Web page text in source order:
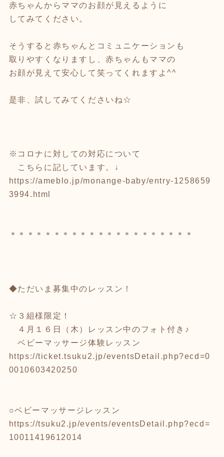
赤ちゃんからママのお顔が見えるように
してみてください。
そうすると赤ちゃんとコミュニケーションも
取りやすくなりますし、赤ちゃんもママの
お顔が見えて安心して笑ってくれますよ^^
是非、試してみてくださいね☆
※コロナに対しての対応について
こちらに記しています。↓
https://ameblo.jp/monange-baby/entry-1258659
3994.html
＊＊＊＊＊＊＊＊＊＊＊＊＊＊＊＊＊＊＊＊＊
◆ただいま募集中のレッスン！
☆３組様限定！
４月１６日（木）レッスン中のフォト付き♪
ベビーマッサージ体験レッスン
https://ticket.tsuku2.jp/eventsDetail.php?ecd=0
0010603420250
○ベビーマッサージレッスン
https://tsuku2.jp/events/eventsDetail.php?ecd=
10011419612014